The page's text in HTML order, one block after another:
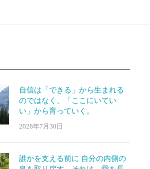
自信は「できる」から生まれる
のではなく、「ここにいてい
い」から育っていく。
2026年7月30日
誰かを支える前に 自分の内側の